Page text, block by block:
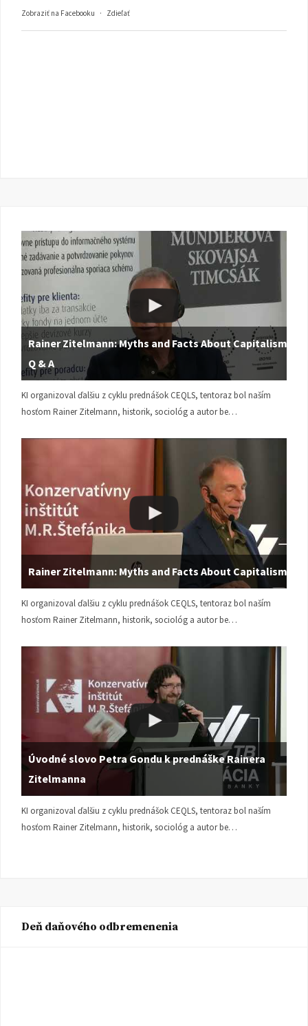
Zobraziť na Facebooku · Zdieľať
Rainer Zitelmann: Myths and Facts About Capitalism |
Q & A
KI organizoval ďalšiu z cyklu prednášok CEQLS, tentoraz bol naším
hosťom Rainer Zitelmann, historik, sociológ a autor be…
Rainer Zitelmann: Myths and Facts About Capitalism
KI organizoval ďalšiu z cyklu prednášok CEQLS, tentoraz bol naším
hosťom Rainer Zitelmann, historik, sociológ a autor be…
Úvodné slovo Petra Gondu k prednáške Rainera
Zitelmanna
KI organizoval ďalšiu z cyklu prednášok CEQLS, tentoraz bol naším
hosťom Rainer Zitelmann, historik, sociológ a autor be…
Deň daňového odbremenenia